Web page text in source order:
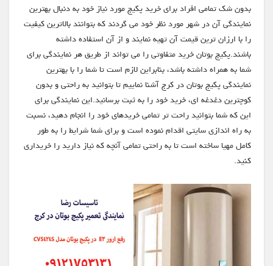
بدون شک تمامی افراد برای خرید پکیج مورد نیاز خود به دنبال بهترین
نمایندگی آن در شهر مورد نظر خود می گردند که بتوانند بالاترین کیفیت
را با ارزان ترین قیمت آن تهیه نمایند و از آن استفاده داشته
باشند.پکیج بوتان خرید متفاوتی را می تواند از طریق هر نمایندگی برای
شما به همراه داشته باشد، بنابراین لازم است تا شما را با بهترین
نمایندگی پکیج بوتان در کرج آشنا نماییم تا بتوانید به راحتی و بدون
کوچترین دغدغه ای، خرید خود را به ثبت برسانید.این نمایندگی برای
این که شما بتوانید راحت تر تمامی خریدهای خود را انجام دهید، نسبت
به راه اندازی سایتی اقدام نموده است و برای شما شرایط را به طور
کامل مهیا ساخته است تا به راحتی تمامی آنچه که نیاز دارید را خریداری
کنید.